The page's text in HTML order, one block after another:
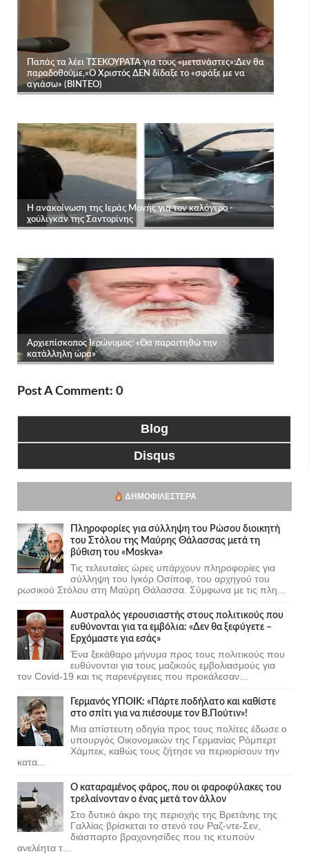
Post A Comment: 0
Blog
Disqus
ΔΗΜΟΦΙΛΈΣΤΕΡΑ
Πληροφορίες για σύλληψη του Ρώσου διοικητή
του Στόλου της Mαύρης Θάλασσας μετά τη
βύθιση του «Moskva»
Τις τελευταίες ώρες υπάρχουν πληροφορίες για
σύλληψη του Ιγκόρ Οσίποφ, του αρχηγού του
ρωσικού Στόλου στη Μαύρη Θάλασσα. Σύμφωνα με τις πλη...
Αυστραλός γερουσιαστής στους πολιτικούς που
ευθύνονται για τα εμβόλια: «Δεν θα ξεφύγετε –
Ερχόμαστε για εσάς»
Ένα ξεκάθαρο μήνυμα προς τους πολιτικούς που
ευθύνονται για τους μαζικούς εμβολιασμούς για
τον Covid-19 και τις παρενέργειες που προκάλεσαν...
Γερμανός ΥΠΟΙΚ: «Πάρτε ποδήλατο και καθίστε
στο σπίτι για να πιέσουμε τον Β.Πούτιν»!
Μια απίστευτη οδηγία προς τους πολίτες έδωσε ο
υπουργός Οικονομικών της Γερμανίας Ρόμπερτ
Χάμπεκ, καθώς τους ζήτησε να περιορίσουν την
κατα...
Ο καταραμένος φάρος, που οι φαροφύλακες του
τρελαίνονταν ο ένας μετά τον άλλον
Στο δυτικό άκρο της περιοχής της Βρετάνης της
Γαλλίας βρίσκεται το στενό του Ραζ-ντε-Σεν,
διάσπαρτο βραχονησίδες που τις κτυπούν
ανελέητα τ...